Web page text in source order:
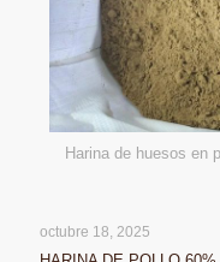
Harina de huesos en
octubre 18, 2025